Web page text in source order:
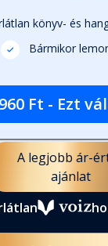
könyv- és
Bármikor
Ft - Ezt
A legjobb ár-
ajánlat